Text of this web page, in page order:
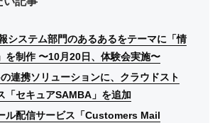
システム部門のあるあるをテーマに「情
を制作 〜10月20日、体験会実施〜
システム部門のあるあるをテーマに「情
を制作 〜10月20日、体験会実施〜
システム部門のあるあるをテーマに「情
を制作 〜10月20日、体験会実施〜
連携ソリューションに、クラウドスト
「セキュアSAMBA」を追加
連携ソリューションに、クラウドスト
「セキュアSAMBA」を追加
連携ソリューションに、クラウドスト
「セキュアSAMBA」を追加
ル配信サービス「Customers Mail
ル配信サービス「Customers Mail
ル配信サービス「Customers Mail